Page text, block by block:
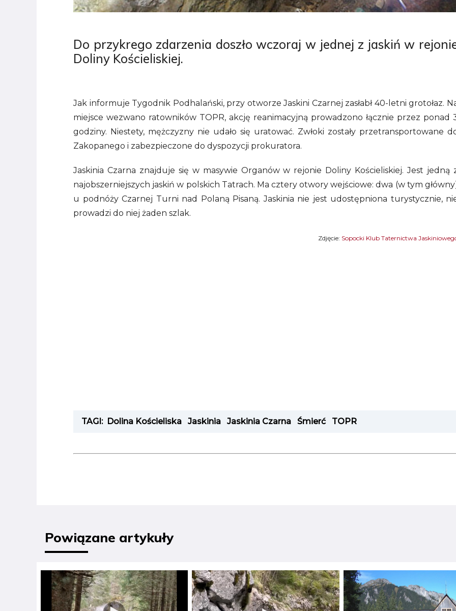
Do przykrego zdarzenia doszło wczoraj w jednej z jaskiń w
Doliny Kościeliskiej.
Jak informuje Tygodnik Podhalański, przy otworze Jaskini Czarnej zasłabł 40-letni grotołaz.
miejsce wezwano ratowników TOPR, akcję reanimacyjną prowadzono łącznie przez ponad
godziny. Niestety, mężczyzny nie udało się uratować. Zwłoki zostały przetransportowane
Zakopanego i zabezpieczone do dyspozycji prokuratora.
Jaskinia Czarna znajduje się w masywie Organów w rejonie Doliny Kościeliskiej. Jest jedną
najobszerniejszych jaskiń w polskich Tatrach. Ma cztery otwory wejściowe: dwa (w tym
u podnóży Czarnej Turni nad Polaną Pisaną. Jaskinia nie jest udostępniona turystycznie,
prowadzi do niej żaden szlak.
Zdjęcie: Sopocki Klub Taternictwa
TAGI: Dolina Kościeliska Jaskinia Jaskinia Czarna Śmierć TOPR
Powiązane artykuły